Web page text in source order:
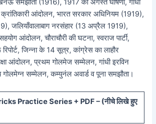
आंदोलन, भारत सरकार अधिनियम (1919),
जलियाँवालाबाग नरसंहार (13 अप्रैल 1919),
आंदोलन, चौराचौरी की घटना, स्वराज पार्टी,
जिन्ना के 14 सूत्र, कांग्रेस का लाहौर
आंदोलन, प्रथम गोलमेज सम्मेलन, गांधी इरविन
गोलमेग्न सम्मेलन, कम्युनंल अवार्ड व पूना समझौता।
Practice Series + PDF – (नीचेलिखे हुए